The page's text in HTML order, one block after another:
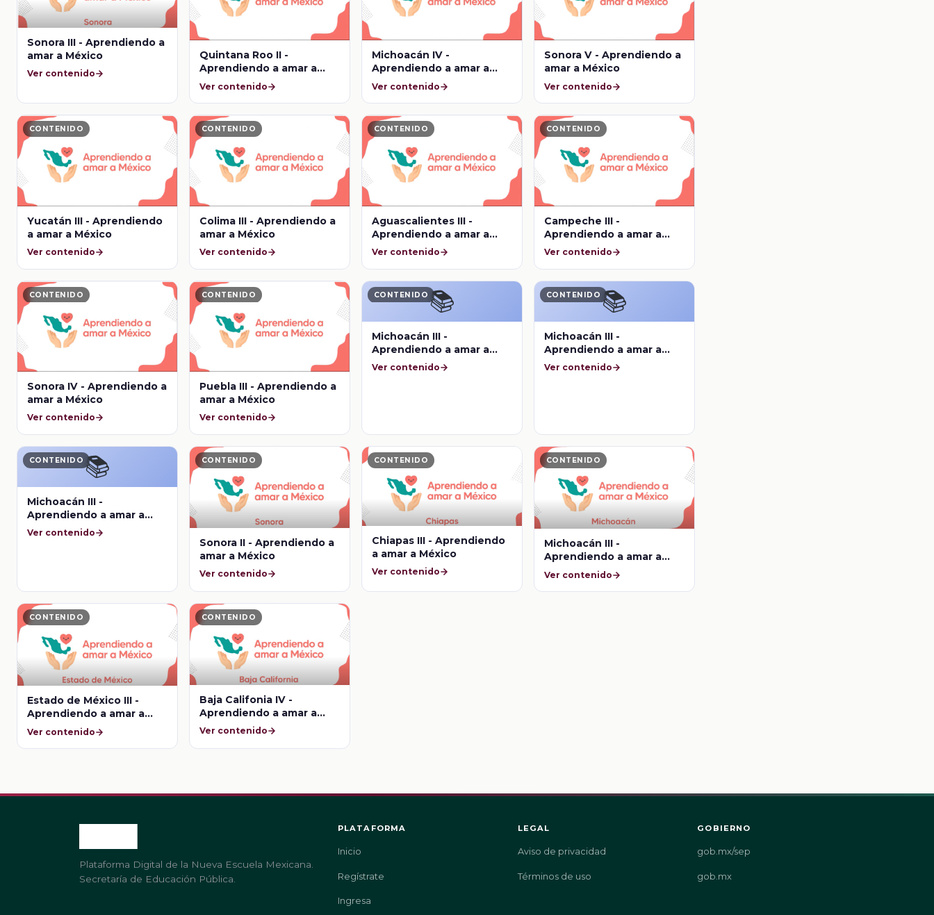
Sonora III - Aprendiendo a
amar a México
Ver contenido
Quintana Roo II -
Aprendiendo a amar a
México
Ver contenido
Michoacán IV -
Aprendiendo a amar a
México
Ver contenido
Sonora V - Aprendiendo a
amar a México
Ver contenido
CONTENIDO
Yucatán III - Aprendiendo
a amar a México
Ver contenido
CONTENIDO
Colima III - Aprendiendo a
amar a México
Ver contenido
CONTENIDO
Aguascalientes III -
Aprendiendo a amar a
México
Ver contenido
CONTENIDO
Campeche III -
Aprendiendo a amar a
México
Ver contenido
CONTENIDO
Sonora IV - Aprendiendo a
amar a México
Ver contenido
CONTENIDO
Puebla III - Aprendiendo a
amar a México
Ver contenido
📚
CONTENIDO
Michoacán III -
Aprendiendo a amar a
México
Ver contenido
📚
CONTENIDO
Michoacán III -
Aprendiendo a amar a
México
Ver contenido
📚
CONTENIDO
Michoacán III -
Aprendiendo a amar a
México
Ver contenido
CONTENIDO
Sonora II - Aprendiendo a
amar a México
Ver contenido
CONTENIDO
Chiapas III - Aprendiendo
a amar a México
Ver contenido
CONTENIDO
Michoacán III -
Aprendiendo a amar a
México
Ver contenido
CONTENIDO
Estado de México III -
Aprendiendo a amar a
México
Ver contenido
CONTENIDO
Baja Califonia IV -
Aprendiendo a amar a
México
Ver contenido
Plataforma Digital de la Nueva Escuela Mexicana.
Secretaría de Educación Pública.
PLATAFORMA
Inicio
Regístrate
Ingresa
LEGAL
Aviso de privacidad
Términos de uso
GOBIERNO
gob.mx/sep
gob.mx